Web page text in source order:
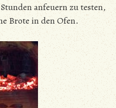
anfeuern zu testen,
Brote in den Ofen.